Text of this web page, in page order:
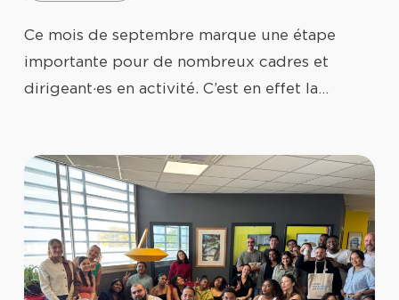
Ce mois de septembre marque une étape
importante pour de nombreux cadres et
dirigeant·es en activité. C’est en effet la…